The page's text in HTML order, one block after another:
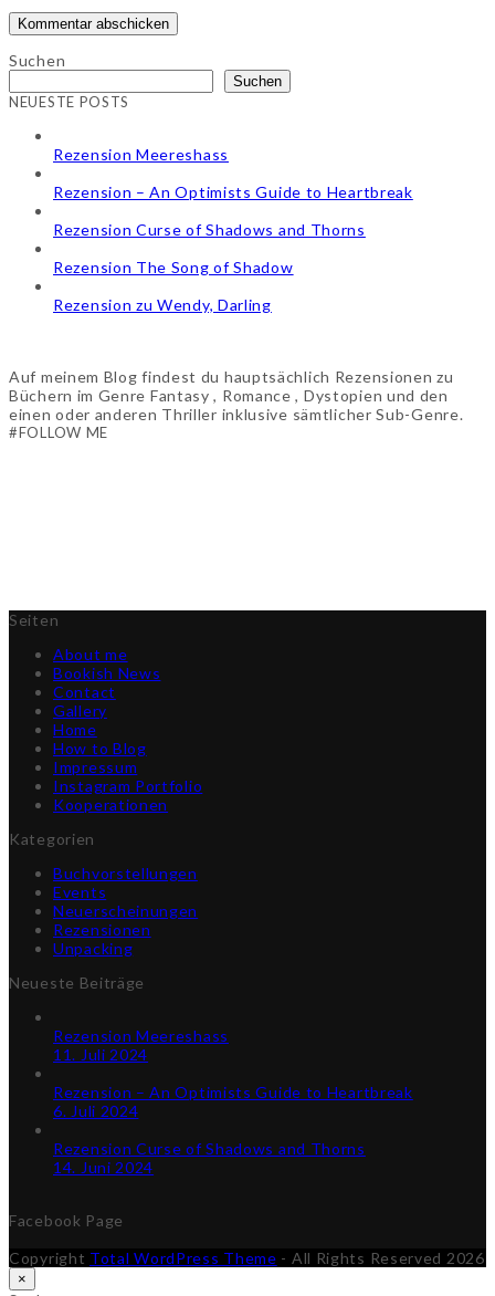
Suchen
Suchen
NEUESTE POSTS
Rezension Meereshass
Rezension – An Optimists Guide to Heartbreak
Rezension Curse of Shadows and Thorns
Rezension The Song of Shadow
Rezension zu Wendy, Darling
Auf meinem Blog findest du hauptsächlich Rezensionen zu
Büchern im Genre Fantasy , Romance , Dystopien und den
einen oder anderen Thriller inklusive sämtlicher Sub-Genre.
#FOLLOW ME
Seiten
About me
Bookish News
Contact
Gallery
Home
How to Blog
Impressum
Instagram Portfolio
Kooperationen
Kategorien
Buchvorstellungen
Events
Neuerscheinungen
Rezensionen
Unpacking
Neueste Beiträge
Rezension Meereshass
11. Juli 2024
Rezension – An Optimists Guide to Heartbreak
6. Juli 2024
Rezension Curse of Shadows and Thorns
14. Juni 2024
Facebook Page
Copyright Total WordPress Theme - All Rights Reserved 2026
An
×